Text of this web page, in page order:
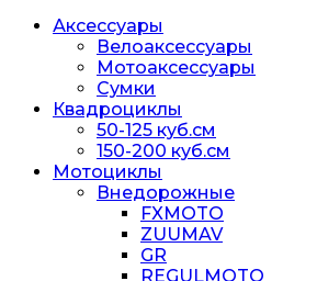
Аксессуары
Велоаксессуары
Мотоаксессуары
Сумки
Квадроциклы
50-125 куб.см
150-200 куб.см
Мотоциклы
Внедорожные
FXMOTO
ZUUMAV
GR
REGULMOTO